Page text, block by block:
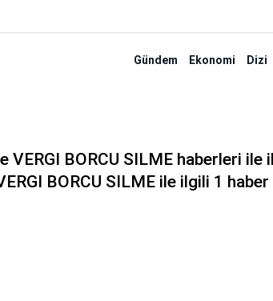
Gündem Ekonomi Dizi
VERGI BORCU SILME haberleri ile
BORCU SILME ile ilgili 1